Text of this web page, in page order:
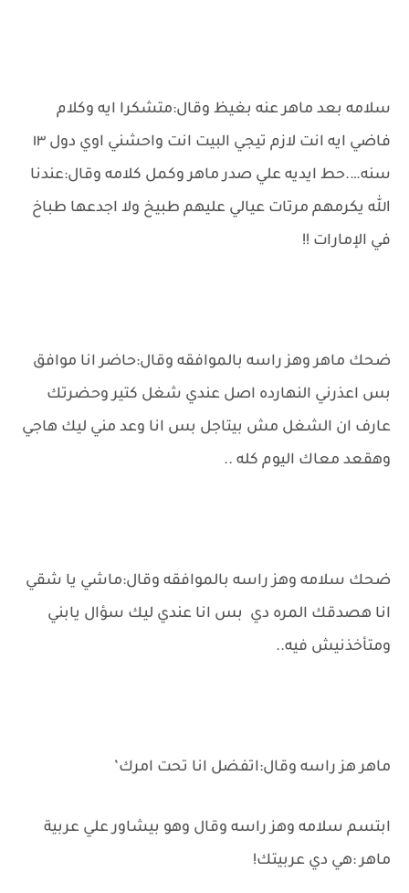
سلامه بعد ماهر عنه بغيظ وقال:متشكرا ايه وكلام
فاضي ايه انت لازم تيجي البيت انت واحشني اوي دول ١٣
سنه….حط ايديه علي صدر ماهر وكمل كلامه وقال:عندنا
الله يكرمهم مرتات عيالي عليهم طبيخ ولا اجدعها طباخ
في الإمارات !!
ضحك ماهر وهز راسه بالموافقه وقال:حاضر انا موافق
بس اعذرني النهارده اصل عندي شغل كتير وحضرتك
عارف ان الشغل مش بيتاجل بس انا وعد مني ليك هاجي
وهقعد معاك اليوم كله ..
ضحك سلامه وهز راسه بالموافقه وقال:ماشي يا شقي
انا هصدقك المره دي بس انا عندي ليك سؤال يابني
ومتأخذنيش فيه..
ماهر هز راسه وقال:اتفضل انا تحت امرك’
ابتسم سلامه وهز راسه وقال وهو بيشاور علي عربية
ماهر :هي دي عربيتك!